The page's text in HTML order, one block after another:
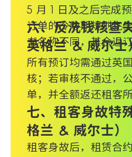
5 月 1 日及之后完成
订单的冷静期规则完
书名称不同，其余退
六、反洗钱核查
英格兰 & 威尔士
所有预订均需通过英
核；若审核不通过，
单，并全额返还租客
七、租客身故特
格兰 & 威尔士）
租客身故后，租赁合